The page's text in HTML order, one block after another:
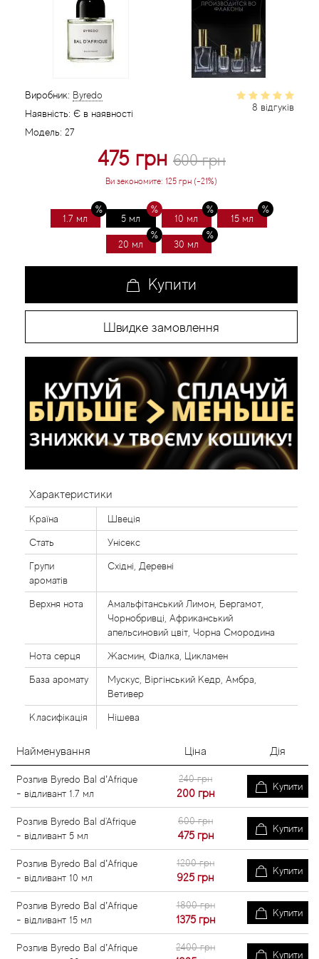
8 відгуків
Виробник: Byredo
Наявність: Є в наявності
Модель: 27
475 грн 600 грн
Ви зекономите: 125 грн (-21%)
1.7 мл 5 мл 10 мл 15 мл
20 мл 30 мл
Купити
Швидке замовлення
Характеристики
Країна Швеція
Стать Унісекс
Групи
ароматів
Східні, Деревні
Верхня нота
Амальфітанський Лимон, Бергамот,
Чорнобривці, Африканський
апельсиновий цвіт, Чорна Смородина
Нота серця Жасмин, Фіалка, Цикламен
База аромату
Мускус, Віргінський Кедр, Амбра,
Ветивер
Класифікація Нішева
Найменування Ціна Дія
Розпив Byredo Bal d’Afrique
- відливант 1.7 мл
240 грн
200 грн
Купити
Розпив Byredo Bal d'Afrique
- відливант 5 мл
600 грн
475 грн
Купити
Розпив Byredo Bal d’Afrique
- відливант 10 мл
1200 грн
925 грн
Купити
Розпив Byredo Bal d’Afrique
- відливант 15 мл
1800 грн
1375 грн
Купити
Розпив Byredo Bal d’Afrique
2400 грн
Купити